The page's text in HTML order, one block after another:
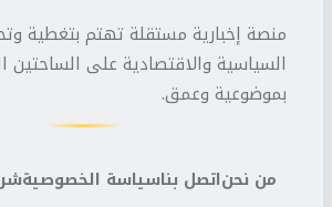
منصة إخبارية مستقلة تهتم بتغطية
السياسية والاقتصادية على الساحتين
بموضوعية وعمق.
من نحناتصل بناسياسة الخصوصية